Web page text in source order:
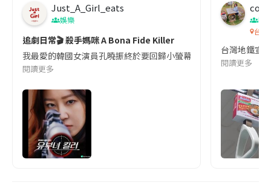
Just_A_Girl_eats
娛樂
追劇日常🎬 殺手媽咪 A Bona Fide Killer
我最愛的韓國女演員孔曉振終於要回歸小螢幕啦!這次的劇本改編
閱讀更多
co
吹
台灣
台灣地鐵宣
閱讀更多